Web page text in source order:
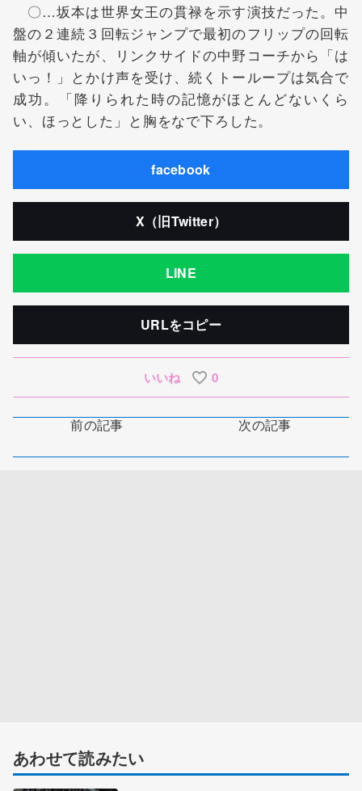
〇…坂本は世界女王の貫禄を示す演技だった。中
盤の２連続３回転ジャンプで最初のフリップの回転
軸が傾いたが、リンクサイドの中野コーチから「は
いっ！」とかけ声を受け、続くトーループは気合で
成功。「降りられた時の記憶がほとんどないくら
い、ほっとした」と胸をなで下ろした。
facebook
X（旧Twitter）
LINE
URLをコピー
いいね 0
前の記事 次の記事
あわせて読みたい